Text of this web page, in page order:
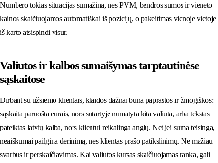
Numbero tokias situacijas sumažina, nes PVM, bendros sumos ir vieneto
kainos skaičiuojamos automatiškai iš pozicijų, o pakeitimas vienoje vietoje
iš karto atsispindi visur.
Valiutos ir kalbos sumaišymas tarptautinėse
sąskaitose
Dirbant su užsienio klientais, klaidos dažnai būna paprastos ir žmogiškos:
sąskaita paruošta eurais, nors sutartyje numatyta kita valiuta, arba tekstas
pateiktas latvių kalba, nors klientui reikalinga anglų. Net jei suma teisinga,
neaiškumai pailgina derinimą, nes klientas prašo patikslinimų. Ne mažiau
svarbus ir perskaičiavimas. Kai valiutos kursas skaičiuojamas ranka, gali